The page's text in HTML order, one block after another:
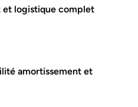
et logistique complet
amortissement et